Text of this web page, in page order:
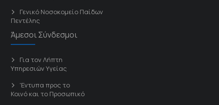
Γενικό Νοσοκομείο Παίδων
Πεντέλης
Άμεσοι Σύνδεσμοι
Για τον Λήπτη
Υπηρεσιών Υγείας
'Εντυπα προς το
Κοινό και το Προσωπικό